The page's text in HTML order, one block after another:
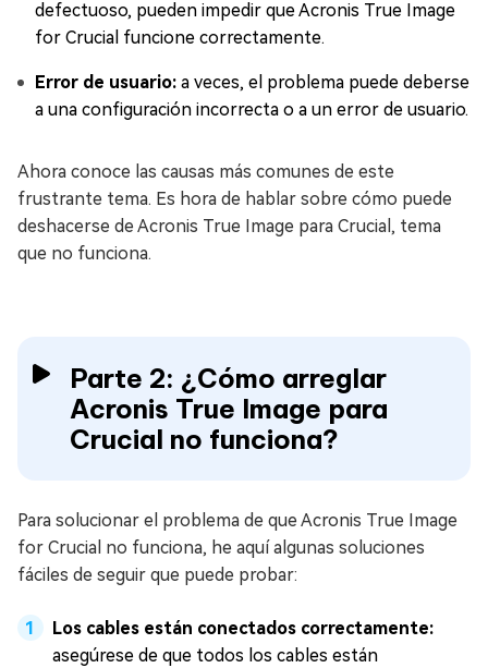
defectuoso, pueden impedir que Acronis True Image
for Crucial funcione correctamente.
Error de usuario: a veces, el problema puede deberse
a una configuración incorrecta o a un error de usuario.
Ahora conoce las causas más comunes de este
frustrante tema. Es hora de hablar sobre cómo puede
deshacerse de Acronis True Image para Crucial, tema
que no funciona.
Parte 2: ¿Cómo arreglar
Acronis True Image para
Crucial no funciona?
Para solucionar el problema de que Acronis True Image
for Crucial no funciona, he aquí algunas soluciones
fáciles de seguir que puede probar:
Los cables están conectados correctamente:
asegúrese de que todos los cables están